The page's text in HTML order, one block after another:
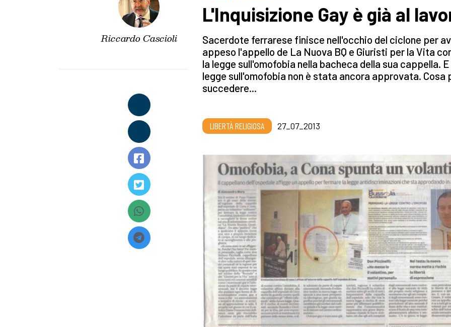
Riccardo Cascioli
L'Inquisizione Gay è già al
Sacerdote ferrarese finisce nell'occhio del ciclone per
appeso l'appello de La Nuova BQ e Giuristi per la Vita
la legge sull'omofobia nella bacheca della sua cappella.
legge sull'omofobia non è stata ancora approvata. Cosa
succedere...
LIBERTÀ RELIGIOSA 27_07_2013